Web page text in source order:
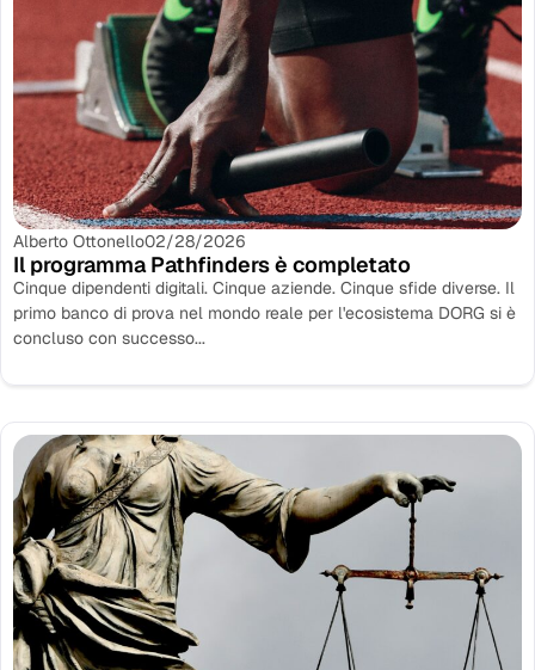
Alberto Ottonello02/28/2026
Il programma Pathfinders è completato
Cinque dipendenti digitali. Cinque aziende. Cinque sfide diverse. Il
primo banco di prova nel mondo reale per l'ecosistema DORG si è
concluso con successo...